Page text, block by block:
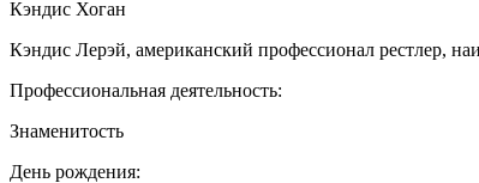
Кэндис Хоган
Кэндис Лерэй, американский профессионал рестлер,
Профессиональная деятельность:
Знаменитость
День рождения: